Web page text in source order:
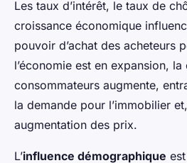
Les taux d’intérêt, le taux de
croissance économique
pouvoir d’achat des acheteurs
l’économie est en expansion,
consommateurs augmente,
la demande pour l’immobilier
augmentation des prix.
L’influence démographique